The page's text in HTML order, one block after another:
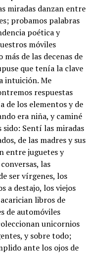
miradas danzan entre
probamos palabras
poética y
móviles
de las decenas de
que tenía la clave
intuición. Me
respuestas
de los elementos y de
era niña, y caminé
Sentí las miradas
de las madres y sus
entre juguetes y
las
ser vírgenes, los
a destajo, los viejos
libros de
de automóviles
unicornios
y sobre todo;
ante los ojos de